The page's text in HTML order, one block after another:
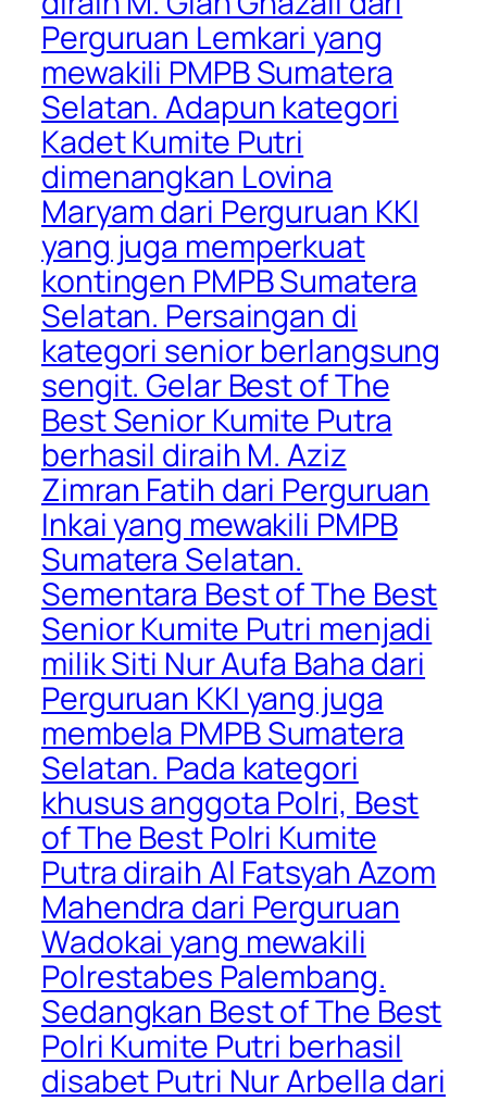
Perguruan Lemkari yang
mewakili PMPB Sumatera
Selatan. Adapun kategori
Kadet Kumite Putri
dimenangkan Lovina
Maryam dari Perguruan KKI
yang juga memperkuat
kontingen PMPB Sumatera
Selatan. Persaingan di
kategori senior berlangsung
sengit. Gelar Best of The
Best Senior Kumite Putra
berhasil diraih M. Aziz
Zimran Fatih dari Perguruan
Inkai yang mewakili PMPB
Sumatera Selatan.
Sementara Best of The Best
Senior Kumite Putri menjadi
milik Siti Nur Aufa Baha dari
Perguruan KKI yang juga
membela PMPB Sumatera
Selatan. Pada kategori
khusus anggota Polri, Best
of The Best Polri Kumite
Putra diraih Al Fatsyah Azom
Mahendra dari Perguruan
Wadokai yang mewakili
Polrestabes Palembang.
Sedangkan Best of The Best
Polri Kumite Putri berhasil
disabet Putri Nur Arbella dari